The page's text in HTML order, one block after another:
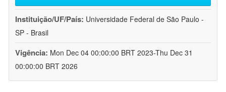
Instituição/UF/País: Universidade Federal de São Paulo -
SP - Brasil
Vigência: Mon Dec 04 00:00:00 BRT 2023-Thu Dec 31
00:00:00 BRT 2026